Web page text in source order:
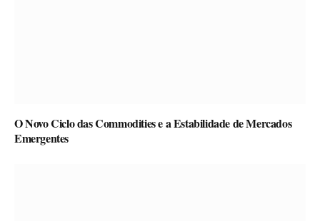
O Novo Ciclo das Commodities e a Estabilidade de Mercados
Emergentes